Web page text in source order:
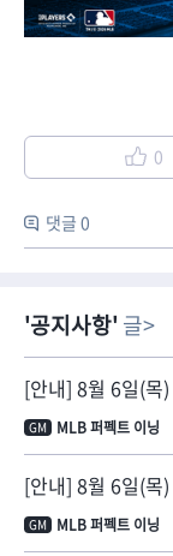
0
댓글 0
공지사항 글
[안내] 8월 6일(목
GM MLB 퍼펙트 이닝
[안내] 8월 6일(목
GM MLB 퍼펙트 이닝